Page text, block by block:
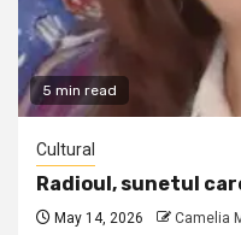
5 min read
Cultural
Radioul, sunetul
May 14, 2026 Camelia